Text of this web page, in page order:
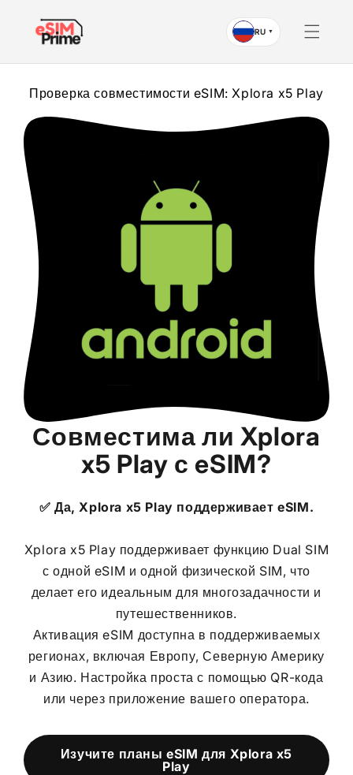
содержимому
RU ▼
Проверка совместимости eSIM: Xplora x5 Play
Совместима ли Xplora
x5 Play с eSIM?
✅ Да,Xplora x5 Play поддерживает eSIM.
Xplora x5 Play поддерживает функцию Dual SIM
с одной eSIM и одной физической SIM, что
делает его идеальным для многозадачности и
путешественников.
Активация eSIM доступна в поддерживаемых
регионах, включая Европу, Северную Америку
и Азию. Настройка проста с помощью QR-кода
или через приложение вашего оператора.
Изучите планы eSIM для Xplora x5
Play